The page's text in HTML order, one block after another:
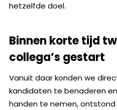
hetzelfde doel.
Binnen korte tijd
collega’s gestart
Vanuit daar konden we
kandidaten te benaderen
handen te nemen,